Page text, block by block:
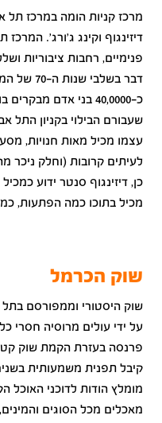
מרכז קניות הומה במרכז תל
דיזינגוף וקינג ג'ורג'.
פנימיים, רחבות ציבוריות
דבר
כ-40,0000 בני אדם
שעבורם הבילוי בקניון התל
עצמו מכיל מאות חנויות,
לעיתים קרובות (וחלק ניכר
כן, דיזינגוף סנטר ידוע
מכיל בתוכו כמה הפתעות,
שוק הכרמל
על ידי עולים מרוסיה חסרי
פרנסה בעזרת הקמת שוק
קיבל תפנית משמעותית
מומלץ הודות לדוכני האוכל
מאכלים מכל הסוגים